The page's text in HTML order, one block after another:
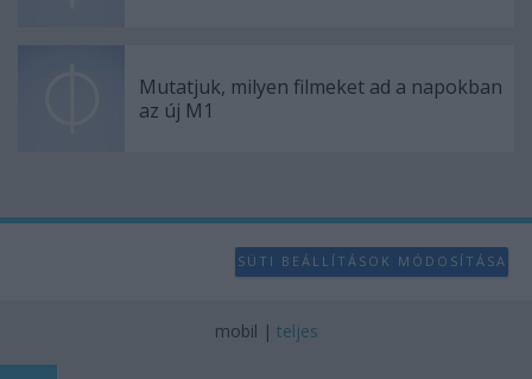
Mutatjuk, milyen filmeket ad a napokban
az új M1
SÜTI BEÁLLÍTÁSOK MÓDOSÍTÁSA
mobil | teljes